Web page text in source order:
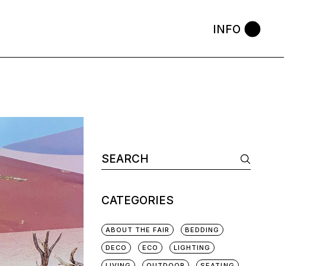
INFO
CATEGORIES
ABOUT THE FAIR BEDDING
DECO ECO LIGHTING